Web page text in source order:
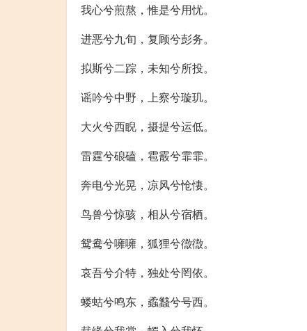
我心兮煎熬，惟是兮用忧。
进恶兮九旬，复顾兮彭务。
拟斯兮二踪，未知兮所投。
谣吟兮中野，上察兮璇玑。
大火兮西睨，摄提兮运低。
雷霆兮硠磕，雹霰兮霏霏。
奔电兮光晃，凉风兮怆悽。
鸟兽兮惊骇，相从兮宿栖。
鸳鸯兮噰噰，狐狸兮徾徾。
哀吾兮介特，独处兮罔依。
蝼蛄兮鸣东，蟊蠽兮号西。